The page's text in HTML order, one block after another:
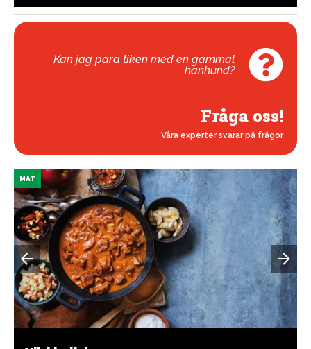
Kan jag para tiken med en gammal
hanhund?
Fråga oss!
Våra experter svarar på frågor
MAT